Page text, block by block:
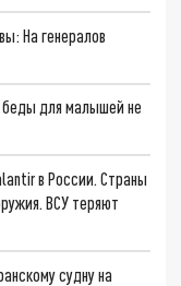
На генералов
беды для малышей не
в России. Страны
ВСУ теряют
судну на